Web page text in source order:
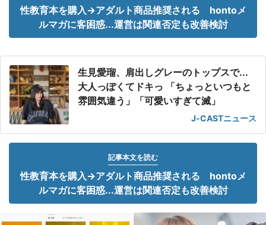
性教育本を購入→アダルト商品推奨される hontoメ
ルマガに客困惑...運営は関連否定も改善検討
生見愛瑠、肩出しグレーのトップスで...
大人っぽくてドキっ 「ちょっといつもと
雰囲気違う」「可愛いすぎて滅」
J-CASTニュース
記事本文を読む
性教育本を購入→アダルト商品推奨される hontoメ
ルマガに客困惑...運営は関連否定も改善検討